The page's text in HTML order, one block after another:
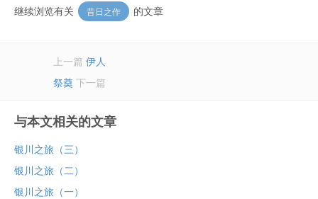
继续浏览有关 昔日之作 的文章
上一篇 伊人
祭奠 下一篇
与本文相关的文章
银川之旅（三）
银川之旅（二）
银川之旅（一）